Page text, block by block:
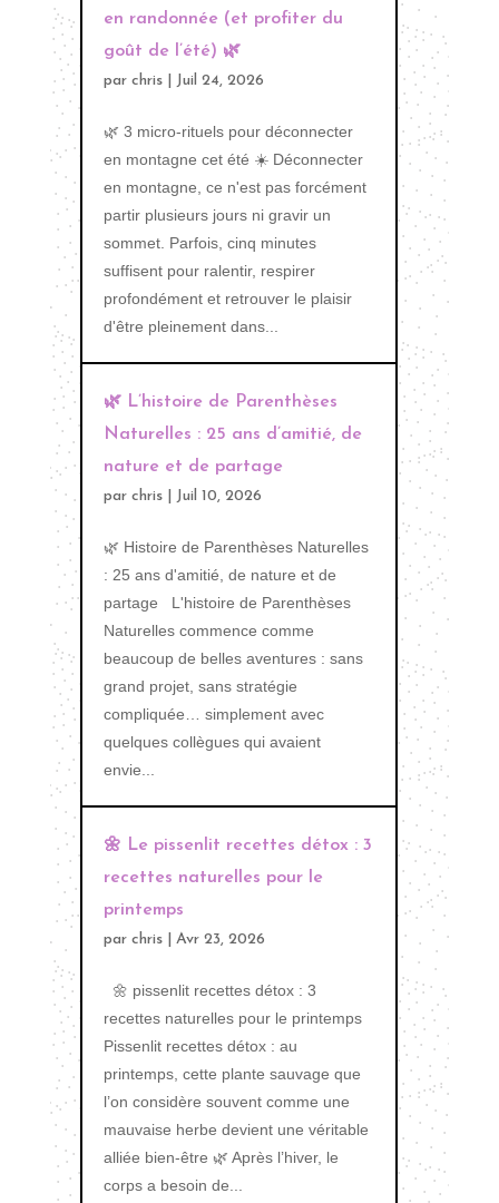
en randonnée (et profiter du
goût de l’été) 🌿
par chris| Juil 24, 2026
🌿 3 micro-rituels pour déconnecter
en montagne cet été ☀️ Déconnecter
en montagne, ce n'est pas forcément
partir plusieurs jours ni gravir un
sommet. Parfois, cinq minutes
suffisent pour ralentir, respirer
profondément et retrouver le plaisir
d'être pleinement dans...
🌿 L’histoire de Parenthèses
Naturelles : 25 ans d’amitié, de
nature et de partage
par chris| Juil 10, 2026
🌿 Histoire de Parenthèses Naturelles
: 25 ans d'amitié, de nature et de
partage L'histoire de Parenthèses
Naturelles commence comme
beaucoup de belles aventures : sans
grand projet, sans stratégie
compliquée… simplement avec
quelques collègues qui avaient
envie...
🌼 Le pissenlit recettes détox : 3
recettes naturelles pour le
printemps
par chris| Avr 23, 2026
🌼 pissenlit recettes détox : 3
recettes naturelles pour le printemps
Pissenlit recettes détox : au
printemps, cette plante sauvage que
l’on considère souvent comme une
mauvaise herbe devient une véritable
alliée bien-être 🌿 Après l’hiver, le
corps a besoin de...